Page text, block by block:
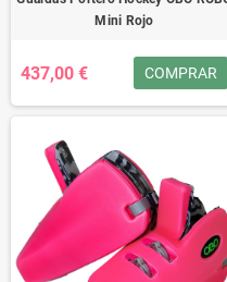
Mini Rojo
437,00 € COMPRAR